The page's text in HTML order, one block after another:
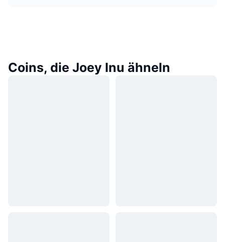
Coins, die Joey Inu ähneln